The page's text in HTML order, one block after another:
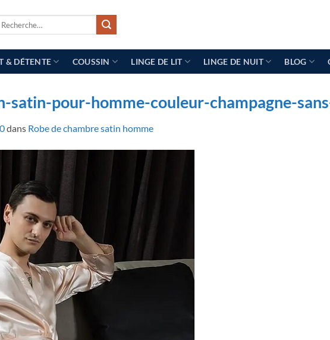
& DÉTENTE COUSSIN LINGE DE LIT LINGE DE NUIT BLOG
satin-pour-homme-couleur-champagne-
dans Robe de chambre satin homme